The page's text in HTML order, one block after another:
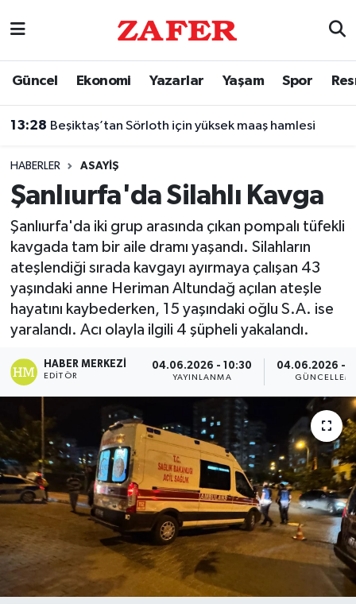
Güncel Ekonomi Yazarlar Yaşam Spor
13:28 Beşiktaş’tan Sörloth için yüksek maaş hamlesi
HABERLER ASAYIŞ
Şanlıurfa'da Silahlı Kavga
Şanlıurfa'da iki grup arasında çıkan pompalı tüfekli
kavgada tam bir aile dramı yaşandı. Silahların
ateşlendiği sırada kavgayı ayırmaya çalışan 43
yaşındaki anne Heriman Altundağ açılan ateşle
hayatını kaybederken, 15 yaşındaki oğlu S.A. ise
yaralandı. Acı olayla ilgili 4 şüpheli yakalandı.
HABER MERKEZI
EDITÖR
04.06.2026 - 10:30
YAYINLANMA
04.06.2026 -
Nöbetçi Eczaneler
Trafik Durumu
Süper Lig Puan Durumu ve Fikstür
Tüm Manşetler
Son Dakika Haberleri